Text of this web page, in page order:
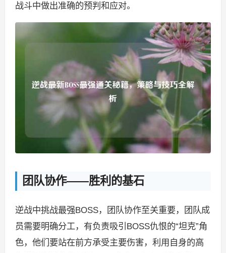
战斗中做出准确的预判和应对。
团队协作——胜利的基石
逆战中挑战最强BOSS，团队协作至关重要，团队成
员需要明确分工，有负责吸引BOSS仇恨的“坦克”角
色，他们要站在前方承受主要伤害，利用自身的高